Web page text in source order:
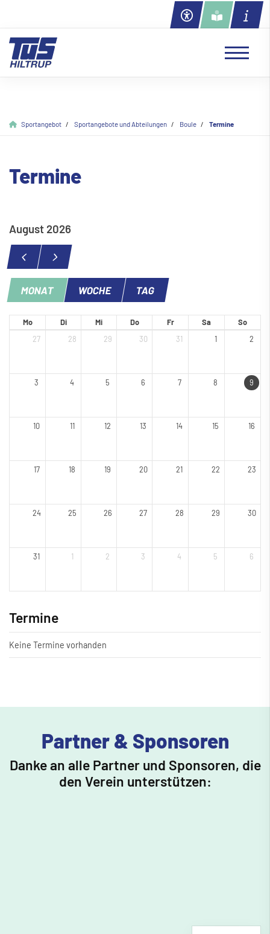
Sportangebot Sportangebote und Abteilungen Boule Termine
Termine
August 2026
MONAT WOCHE TAG
Mo Di Mi Do Fr Sa
So
27
28 29 30 31 1 2
3 4 5 6 7 8 9
10 11 12 13 14 15 16
17 18 19 20 21 22 23
24 25 26 27 28 29 30
31 1 2 3 4 5 6
Termine
Keine Termine vorhanden
Partner & Sponsoren
Danke an alle Partner und Sponsoren, die
den Verein unterstützen: